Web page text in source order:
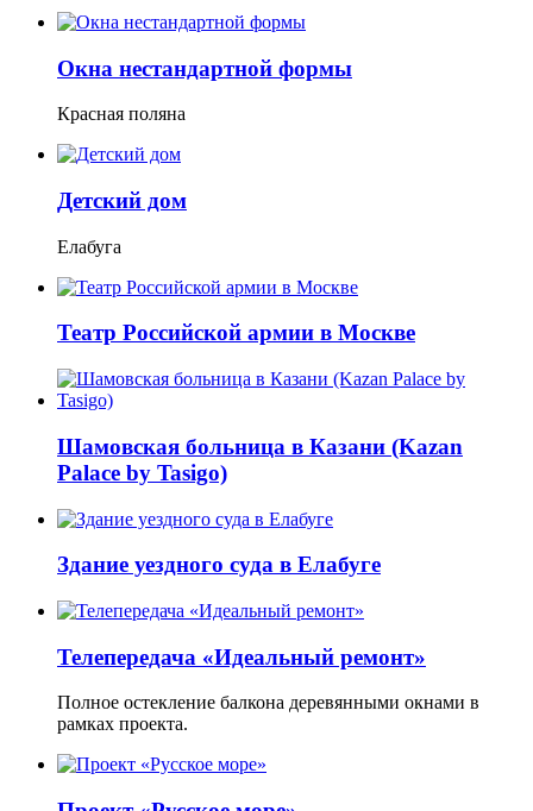
Окна нестандартной формы
Красная поляна
Детский дом
Елабуга
Театр Российской армии в Москве
Шамовская больница в Казани (Kazan
Palace by Tasigo)
Здание уездного суда в Елабуге
Телепередача «Идеальный ремонт»
Полное остекление балкона деревянными окнами в
рамках проекта.